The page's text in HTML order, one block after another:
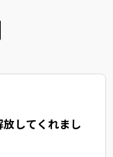
してくれまし